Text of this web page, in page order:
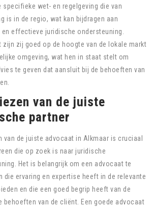
specifieke wet- en regelgeving die van
is in de regio, wat kan bijdragen aan
effectieve juridische ondersteuning.
zijn zij goed op de hoogte van de lokale markt
omgeving, wat hen in staat stelt om
te geven dat aansluit bij de behoeften van
van de juiste
partner
van de juiste advocaat in Alkmaar is cruciaal
die op zoek is naar juridische
Het is belangrijk om een advocaat te
die ervaring en expertise heeft in de relevante
en die een goed begrip heeft van de
behoeften van de cliënt. Een goede advocaat